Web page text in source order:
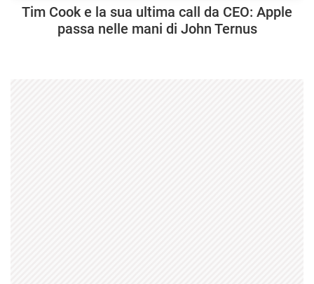
Tim Cook e la sua ultima call da CEO: Apple
passa nelle mani di John Ternus